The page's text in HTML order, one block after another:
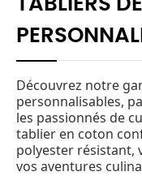
Découvrez notre
personnalisables,
les passionnés de
tablier en coton
polyester résistant,
vos aventures